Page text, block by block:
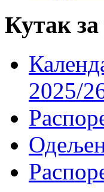
Кутак
2025/